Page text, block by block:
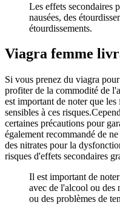
Les effets secondaires
nausées, des
étourdissements.
Viagra femme
Si vous prenez du viagra
profiter de la commodité de
est important de noter que
sensibles à ces
certaines précautions pour
également recommandé de
des nitrates pour la
risques d'effets secondaires
Il est important de
avec de l'alcool ou des
ou des problèmes de